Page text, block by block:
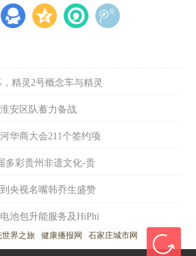
精灵2号概念车与精灵
安区队蓄力备战
华商大会211个签约项
多彩贵州非遗文化-贵
央视名嘴韩乔生盛赞
池包升能服务及HiPhi
世界之旅 健康播报网 石家庄城市网